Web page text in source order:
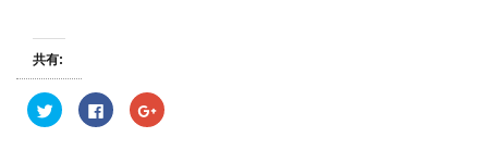
共有:
ク
リ
F
a
ク
リ